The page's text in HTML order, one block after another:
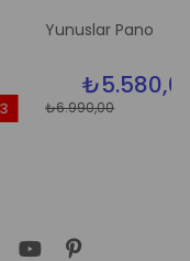
Yunuslar Pano
₺5.580,00
₺6.990,00